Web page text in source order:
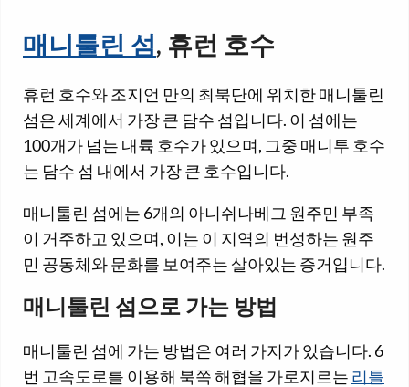
매니툴린 섬, 휴런 호수
휴런 호수와 조지언 만의 최북단에 위치한 매니툴린
섬은 세계에서 가장 큰 담수 섬입니다. 이 섬에는
100개가 넘는 내륙 호수가 있으며, 그중 매니투 호수
는 담수 섬 내에서 가장 큰 호수입니다.
매니툴린 섬에는 6개의 아니쉬나베그 원주민 부족
이 거주하고 있으며, 이는 이 지역의 번성하는 원주
민 공동체와 문화를 보여주는 살아있는 증거입니다.
매니툴린 섬으로 가는 방법
매니툴린 섬에 가는 방법은 여러 가지가 있습니다. 6
번 고속도로를 이용해 북쪽 해협을 가로지르는 리틀